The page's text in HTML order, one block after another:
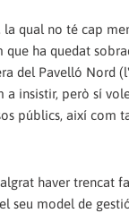
qual no té cap
ha quedat
del Pavelló Nord
insistir, però sí
públics, així com
haver trencat
seu model de